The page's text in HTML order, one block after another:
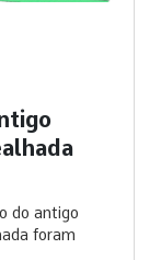
do antigo
foram